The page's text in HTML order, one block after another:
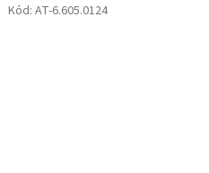
Kód: AT-6.605.0124